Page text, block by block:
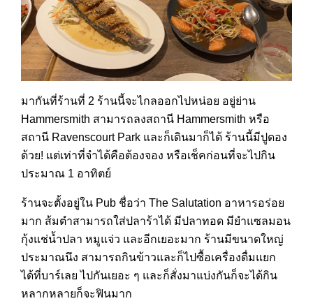
มากันที่ร้านที่ 2 ร้านนี้จะไกลออกไปหน่อย อยู่ย่าน
Hammersmith สามารถลงสถานี Hammersmith หรือ
สถานี Ravenscourt Park และก็เดินมาก็ได้ ร้านนี้มีปูดอง
ด้วย! แต่เท่าที่จำได้คือต้องจอง หรือเช็คก่อนที่จะไปกิน
ประมาณ 1 อาทิตย์
ร้านจะตั้งอยู่ใน Pub ชื่อว่า The Salutation อาหารอร่อย
มาก ส้มตำสามารถใส่ปลาร้าได้ มีปลาทอด มียำแซลมอน
กุ้งแช่น้ำปลา หมูแจ่ว และอีกเยอะมาก ร้านมีขนาดใหญ่
ประมาณนึง สามารถกินข้าวและก็ไปซื้อเครื่องดื่มแยก
ได้ที่บาร์เลย ไปกันเยอะ ๆ และก็สั่งมาแบ่งกันก็จะได้กิน
หลากหลายก็จะฟินมาก